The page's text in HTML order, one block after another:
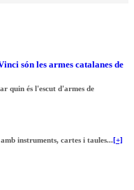
són les armes catalanes de
quin és l'escut d'armes de
instruments, cartes i taules...[+]